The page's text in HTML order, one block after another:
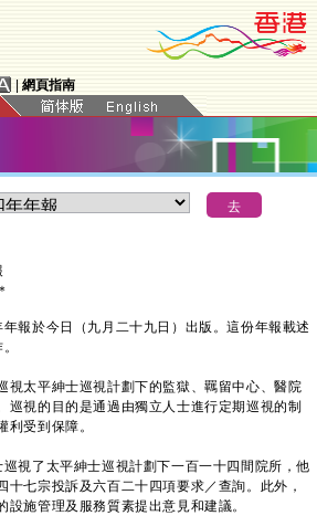
網頁指南
＊
於今日（九月二十九日）出版。這份年報載述
太平紳士巡視計劃下的監獄、羈留中心、醫院
巡視的目的是通過由獨立人士進行定期巡視的制
利受到保障。
了太平紳士巡視計劃下一百一十四間院所，他
十七宗投訴及六百二十四項要求／查詢。此外，
施管理及服務質素提出意見和建議。